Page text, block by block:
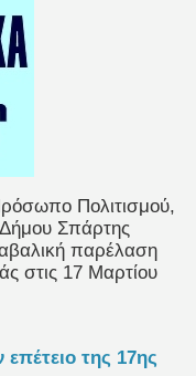
Πολιτισμού,
Σπάρτης
παρέλαση
στις 17 Μαρτίου
επέτειο της 17ης